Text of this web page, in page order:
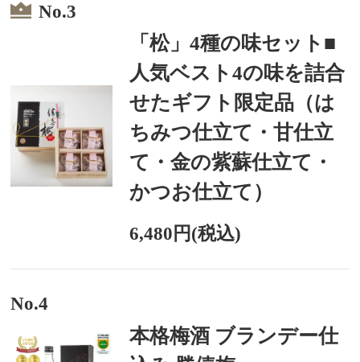
No.3
「松」4種の味セット■
人気ベスト4の味を詰合
せたギフト限定品（は
ちみつ仕立て・甘仕立
て・金の紫蘇仕立て・
かつお仕立て）
6,480円(税込)
No.4
本格梅酒 ブランデー仕